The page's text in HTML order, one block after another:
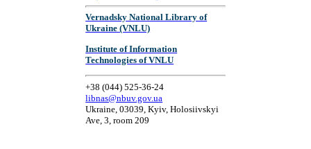
Vernadsky National Library of
Ukraine (VNLU)
Institute of Information
Technologies of VNLU
+38 (044) 525-36-24
libnas@nbuv.gov.ua
Ukraine, 03039, Kyiv, Holosiivskyi
Ave, 3, room 209